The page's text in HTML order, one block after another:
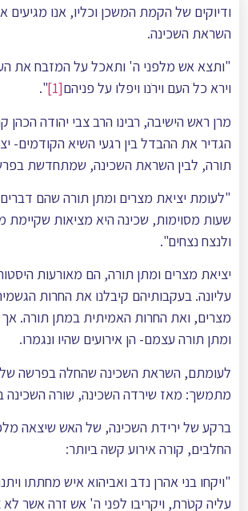
ודיוקים של הקמת המשכן וכליו, אנו מגיעים
השראת השכינה.
"ותצא אש מלפני ה' ותאכל על המזבח את
וירא כל העם וירֹנו ויפלו על פניהם[1]
".
מרן ראש הישיבה, רבינו הרב צבי יהודה הכהן
הגדיר את ההבדל בין רגעי השיא הקודמים-
תורה, לבין השראת השכינה, שמתחדשת
"לעומת יציאת מצרים ומתן תורה שהם
שעות מסוימות, שכינה היא מציאות שקיימת
ולנצח נצחים".
יציאת מצרים ומתן תורה, הם מאורעות
עליונה. בעקבותיהם קיבלנו את החרות
מצרים, ואת החרות האמיתית במתן תורה. אך
ומתן תורה עצמם- הן אירועים שהיו ונגמרו.
לעומתם, השראת השכינה שהחלה בפרשה
מתמשך: מאז שירדה השכינה, שורה השכינה
ברקע של ירידת השכינה, של האש שיצאה
החלבים, קורה אירוע קשה ביותר:
"ויקחו בני אהרן נדב ואביהוא איש מחתתו
עליה קטֹרת, ויקריבו לפני ה' אש זרה אשר